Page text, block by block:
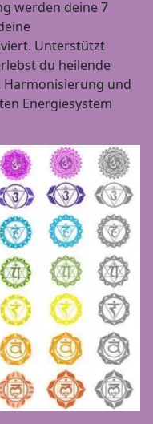
werden deine 7
Unterstützt
du heilende
Harmonisierung und
Energiesystem